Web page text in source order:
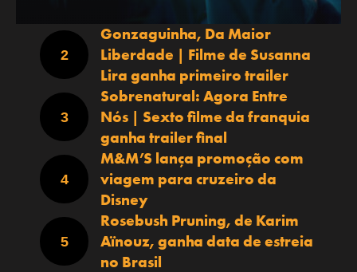
Gonzaguinha, Da Maior
Liberdade | Filme de Susanna
Lira ganha primeiro trailer
Sobrenatural: Agora Entre
Nós | Sexto filme da franquia
ganha trailer final
M&M’S lança promoção com
viagem para cruzeiro da
Disney
Rosebush Pruning, de Karim
Aïnouz, ganha data de estreia
no Brasil